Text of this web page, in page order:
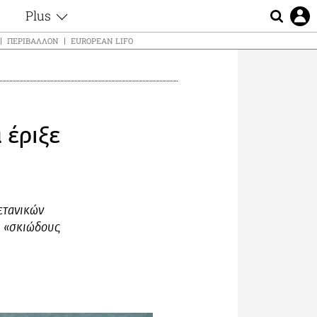
Plus
Θέματα
Εξομολογήσεις
Blogs
Lgbtqi+
Επιλογές
ΠΕΡΙΒΆΛΛΟΝ EUROPEAN LIFO
«σκιώδους